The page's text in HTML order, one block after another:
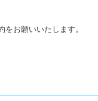
お願いいたします。